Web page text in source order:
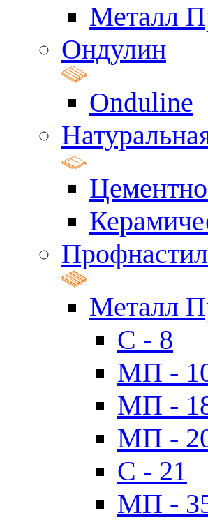
Металл
Ондулин
Onduline
Профнастил
Металл
C - 8
МП -
МП -
МП -
C - 21
МП -